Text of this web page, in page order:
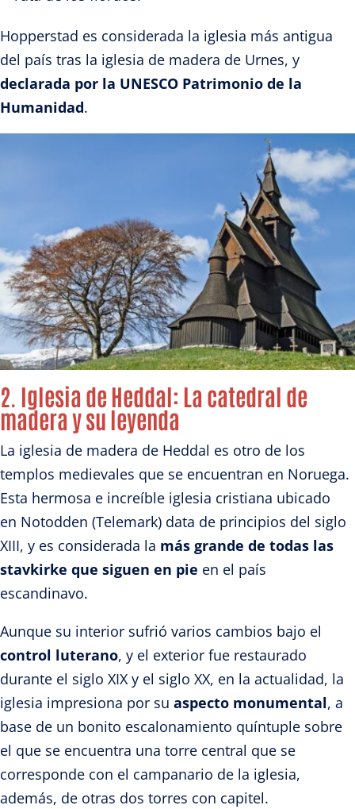
Hopperstad es considerada la iglesia más antigua
del país tras la iglesia de madera de Urnes, y
declarada por la UNESCO Patrimonio de la
Humanidad.
2. Iglesia de Heddal: La catedral de
madera y su leyenda
La iglesia de madera de Heddal es otro de los
templos medievales que se encuentran en Noruega.
Esta hermosa e increíble iglesia cristiana ubicado
en Notodden (Telemark) data de principios del siglo
XIII, y es considerada la más grande de todas las
stavkirke que siguen en pie en el país
escandinavo.
Aunque su interior sufrió varios cambios bajo el
control luterano, y el exterior fue restaurado
durante el siglo XIX y el siglo XX, en la actualidad, la
iglesia impresiona por su aspecto monumental, a
base de un bonito escalonamiento quíntuple sobre
el que se encuentra una torre central que se
corresponde con el campanario de la iglesia,
además, de otras dos torres con capitel.